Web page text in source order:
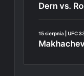
Dern vs.
15 sierpnia | UFC